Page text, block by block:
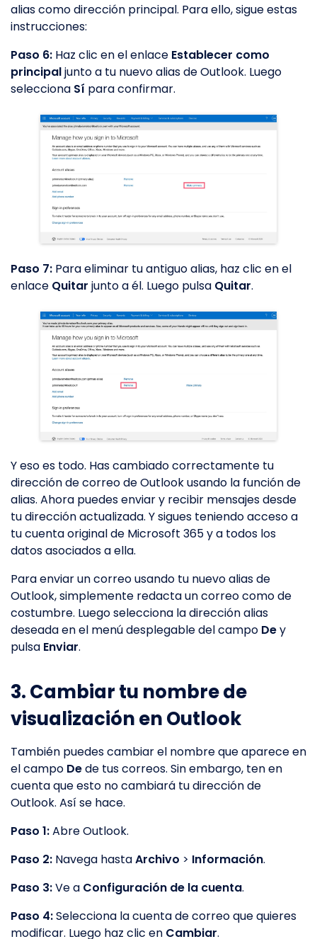
alias como dirección principal. Para ello, sigue estas
instrucciones:
Paso 6: Haz clic en el enlace Establecer como
principaljunto a tu nuevo alias de Outlook. Luego
selecciona Sí para confirmar.
Paso 7: Para eliminar tu antiguo alias, haz clic en el
enlace Quitar junto a él. Luego pulsa Quitar.
Y eso es todo. Has cambiado correctamente tu
dirección de correo de Outlook usando la función de
alias. Ahora puedes enviar y recibir mensajes desde
tu dirección actualizada. Y sigues teniendo acceso a
tu cuenta original de Microsoft 365 y a todos los
datos asociados a ella.
Para enviar un correo usando tu nuevo alias de
Outlook, simplemente redacta un correo como de
costumbre. Luego selecciona la dirección alias
deseada en el menú desplegable del campo Dey
pulsa Enviar.
3. Cambiar tu nombre de
visualización en Outlook
También puedes cambiar el nombre que aparece en
el campo Dede tus correos. Sin embargo, ten en
cuenta que esto no cambiará tu dirección de
Outlook. Así se hace.
Paso 1:Abre Outlook.
Paso 2: Navega hastaArchivo > Información.
Paso 3:Ve a Configuración de la cuenta.
Paso 4:Selecciona la cuenta de correo que quieres
modificar. Luego haz clic en Cambiar.